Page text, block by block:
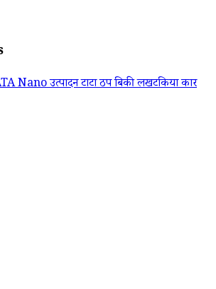
Nanoउत्पादनटाटाठपबिकीलखटकिया कार